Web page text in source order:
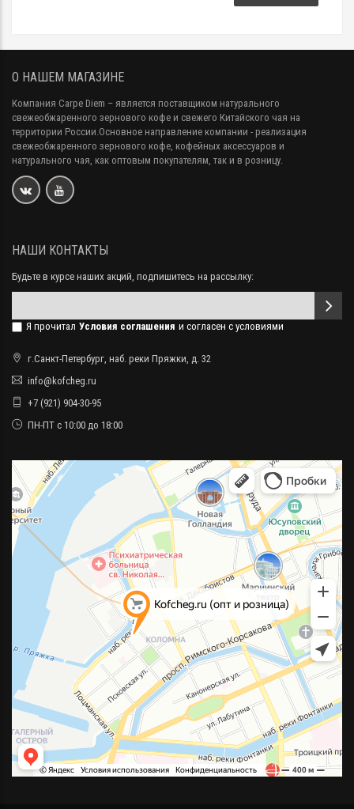
О НАШЕМ МАГАЗИНЕ
Компания Carpe Diem – является поставщиком натурального
свежеобжаренного зернового кофе и свежего Китайского чая на
территории России.Основное направление компании - реализация
свежеобжаренного зернового кофе, кофейных аксессуаров и
натурального чая, как оптовым покупателям, так и в розницу.
НАШИ КОНТАКТЫ
Будьте в курсе наших акций, подпишитесь на рассылку:
Я прочитал Условия соглашения и согласен с условиями
г.Санкт-Петербург, наб. реки Пряжки, д. 32
info@kofcheg.ru
+7 (921) 904-30-95
ПН-ПТ с 10:00 до 18:00